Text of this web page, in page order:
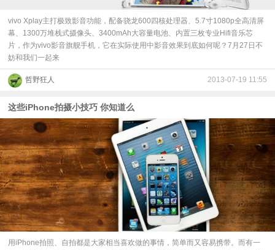
科
普
体
验
专
题
vivo Xplay主打极致影音功能，配备骁龙600四核处理器、5.7寸1080p全高清屏
幕、1300万堆栈式摄像头、3400mAh大容量电池、内置三枚专业Hifi音乐芯
片，作为vivo影音旗舰手机，它在实际使用中影音效果到底如何呢？7月27日不
妨和我们一起来
哲野狂人 2013-07-19 11:55
这些iPhone拍摄小技巧 你知道么
用iPhone拍照、自拍都是大家相当喜欢做的事情，简单而又容易携带。而有一